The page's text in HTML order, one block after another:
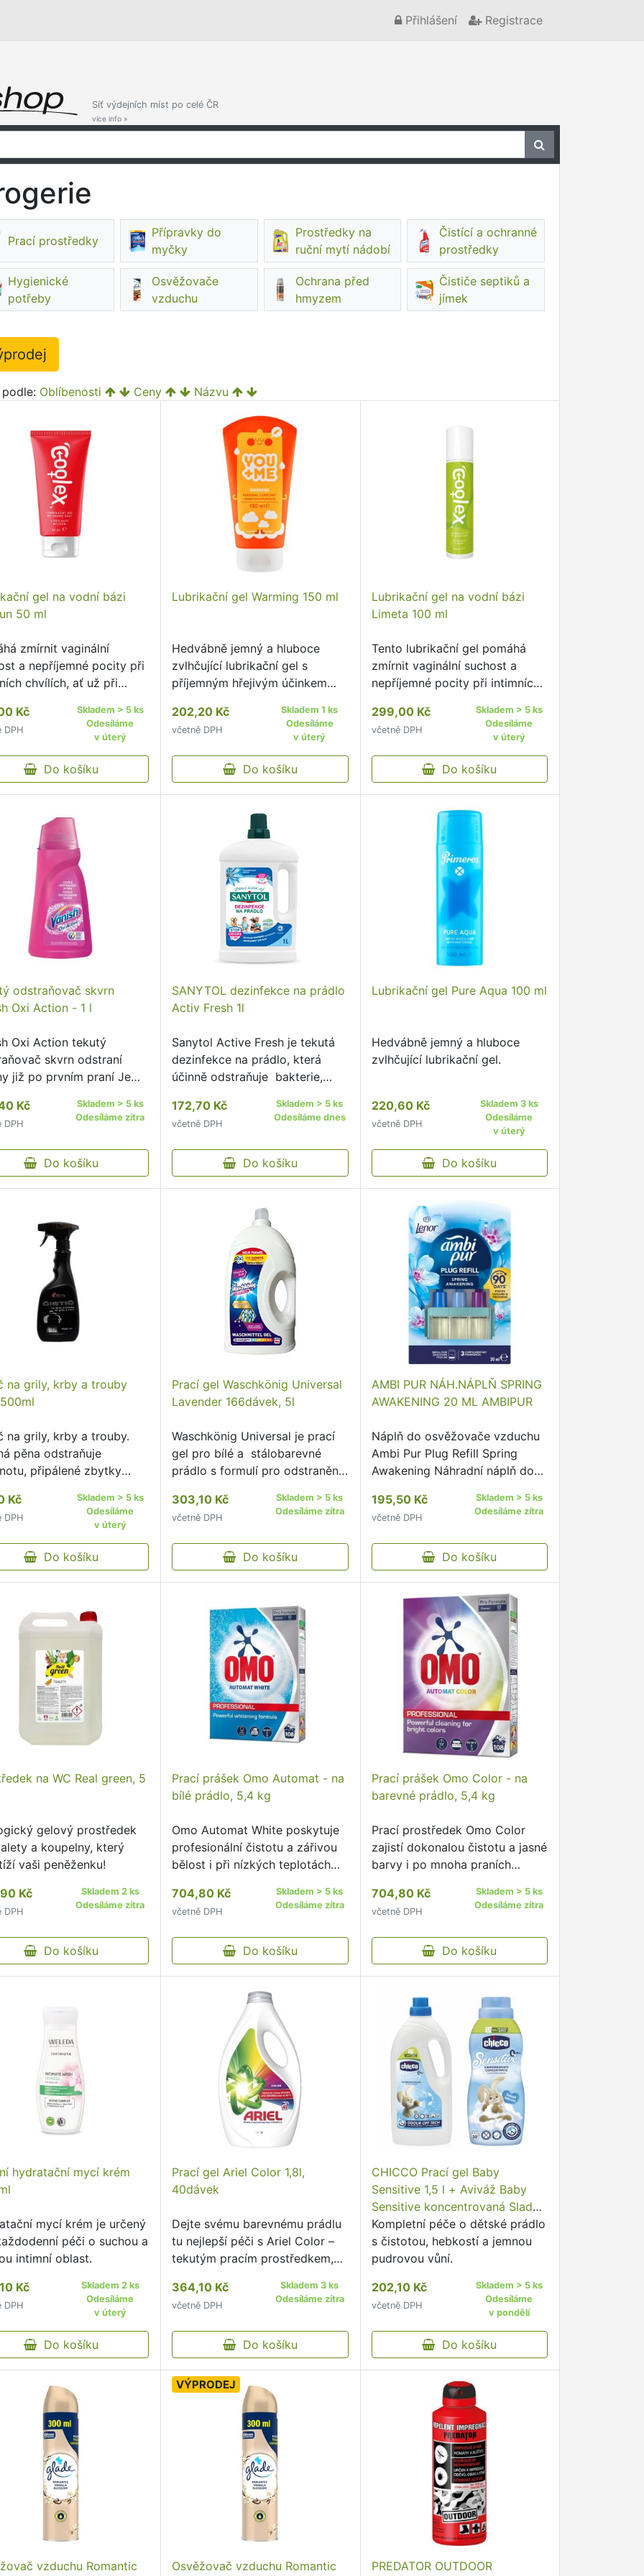
Přihlášení Registrace
Síť výdejních míst po celé ČR
více info »
Prací prostředky
Přípravky do
myčky
Prostředky na
ruční mytí nádobí
Čistící a ochranné
prostředky
Hygienické
potřeby
Osvěžovače
vzduchu
Ochrana před
hmyzem
Čističe septiků a
jímek
Oblíbenosti Ceny Názvu
gel na vodní bázi
50 ml
zmírnit vaginální
a nepříjemné pocity při
chvílích, ať už při
styku.
Kč
DPH
Skladem > 5 ks
Odesíláme
v úterý
Do košíku
Lubrikační gel Warming 150 ml
Hedvábně jemný a hluboce
zvlhčující lubrikační gel s
příjemným hřejivým účinkem
blízkosti.
202,20 Kč
včetně DPH
Skladem 1 ks
Odesíláme
v úterý
Do košíku
Lubrikační gel na vodní bázi
Limeta 100 ml
Tento lubrikační gel pomáhá
zmírnit vaginální suchost a
nepříjemné pocity při intimních
orálním nebo análním styku.
299,00 Kč
včetně DPH
Skladem > 5 ks
Odesíláme
v úterý
Do košíku
odstraňovač skvrn
Oxi Action - 1 l
Oxi Action tekutý
skvrn odstraní
již po prvním praní Je
Pro dosažení maximální
a účinku proveďte
nebo textilii
…
Kč
DPH
Skladem > 5 ks
Odesíláme zítra
Do košíku
SANYTOL dezinfekce na prádlo
Activ Fresh 1l
Sanytol Active Fresh je tekutá
dezinfekce na prádlo, která
účinně odstraňuje bakterie,
nízké teploty od 20 °C.
172,70 Kč
včetně DPH
Skladem > 5 ks
Odesíláme dnes
Do košíku
Lubrikační gel Pure Aqua 100 ml
Hedvábně jemný a hluboce
zvlhčující lubrikační gel.
220,60 Kč
včetně DPH
Skladem 3 ks
Odesíláme
v úterý
Do košíku
na grily, krby a trouby
na grily, krby a trouby.
pěna odstraňuje
připálené zbytky
a ostatní nečistoty.
Kč
DPH
Skladem > 5 ks
Odesíláme
v úterý
Do košíku
Prací gel Waschkönig Universal
Lavender 166dávek, 5l
Waschkönig Universal je prací
gel pro bílé a stálobarevné
prádlo s formulí pro odstranění
zachování barev.
303,10 Kč
včetně DPH
Skladem > 5 ks
Odesíláme zítra
Do košíku
AMBI PUR NÁH.NÁPLŇ SPRING
AWAKENING 20 ML AMBIPUR
Náplň do osvěžovače vzduchu
Ambi Pur Plug Refill Spring
Awakening Náhradní náplň do
3volution s technologií
OdourClear neustále eliminuje
nepříjemný vytrvalý zápach
Náhradní …
195,50 Kč
včetně DPH
Skladem > 5 ks
Odesíláme zítra
Do košíku
na WC Real green, 5
gelový prostředek
a koupelny, který
vaši peněženku!
Kč
DPH
Skladem 2 ks
Odesíláme zítra
Do košíku
Prací prášek Omo Automat - na
bílé prádlo, 5,4 kg
Omo Automat White poskytuje
profesionální čistotu a zářivou
bělost i při nízkých teplotách
odstraňuje skvrny, chrání vlákna
a udržuje bílé prádlo
dlouhodobě jasné a svěží Je
vhodný …
704,80 Kč
včetně DPH
Skladem > 5 ks
Odesíláme zítra
Do košíku
Prací prášek Omo Color - na
barevné prádlo, 5,4 kg
Prací prostředek Omo Color
zajistí dokonalou čistotu a jasné
barvy i po mnoha praních
chrání vlákna a zabraňuje
zapírání barev Díky
profesionálnímu složení
poskytuje vynikající …
704,80 Kč
včetně DPH
Skladem > 5 ks
Odesíláme zítra
Do košíku
hydratační mycí krém
mycí krém je určený
péči o suchou a
intimní oblast.
Kč
DPH
Skladem 2 ks
Odesíláme
v úterý
Do košíku
Prací gel Ariel Color 1,8l,
40dávek
Dejte svému barevnému prádlu
tu nejlepší péči s Ariel Color –
tekutým pracím prostředkem,
už při prvním praní, a zároveň
chrání a zachovává zářivost
barev.
364,10 Kč
včetně DPH
Skladem 3 ks
Odesíláme zítra
Do košíku
CHICCO Prací gel Baby
Sensitive 1,5 l + Aviváž Baby
Sensitive koncentrovaná Sladký
pudr 750 ml
Kompletní péče o dětské prádlo
s čistotou, hebkostí a jemnou
pudrovou vůní.
202,10 Kč
včetně DPH
Skladem > 5 ks
Odesíláme
v pondělí
Do košíku
vzduchu Romantic
VÝPRODEJ
Osvěžovač vzduchu Romantic PREDATOR OUTDOOR